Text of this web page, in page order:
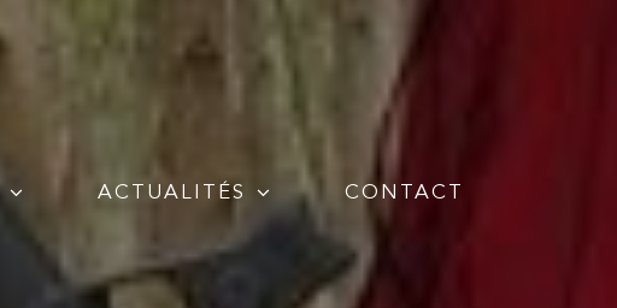
ACTUALITÉS CONTACT